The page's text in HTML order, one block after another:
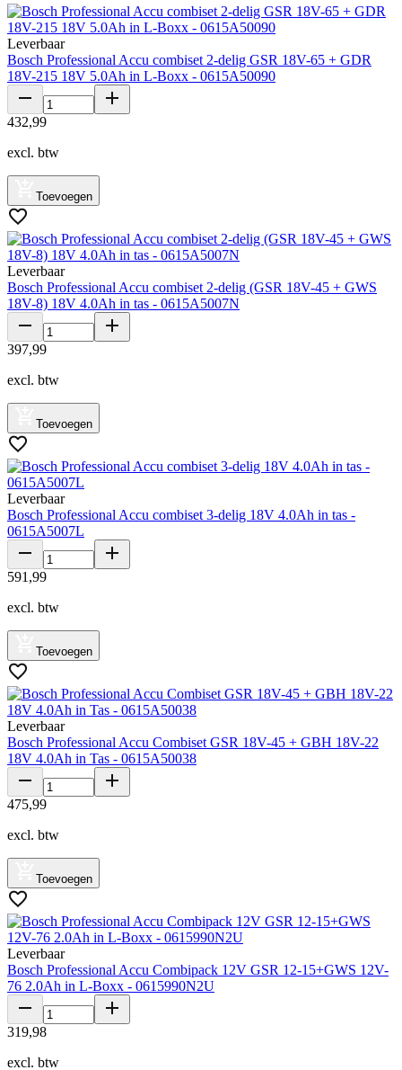
Leverbaar
Bosch Professional Accu combiset 2-delig GSR 18V-65 + GDR
18V-215 18V 5.0Ah in L-Boxx - 0615A50090
432,99
excl. btw
Toevoegen
Leverbaar
Bosch Professional Accu combiset 2-delig (GSR 18V-45 + GWS
18V-8) 18V 4.0Ah in tas - 0615A5007N
397,99
excl. btw
Toevoegen
Leverbaar
Bosch Professional Accu combiset 3-delig 18V 4.0Ah in tas -
0615A5007L
591 ,99
excl. btw
Toevoegen
Leverbaar
Bosch Professional Accu Combiset GSR 18V-45 + GBH 18V-22
18V 4.0Ah in Tas - 0615A50038
475,99
excl. btw
Toevoegen
Leverbaar
Bosch Professional Accu Combipack 12V GSR 12-15+GWS 12V-
76 2.0Ah in L-Boxx - 0615990N2U
319,98
excl. btw